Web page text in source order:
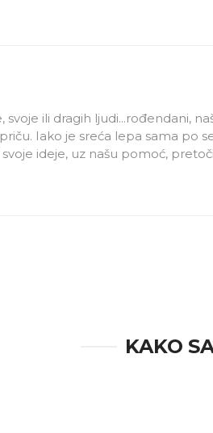
ili dragih ljudi...rođendani,
Iako je sreća lepa sama po
ideje, uz našu pomoć,
obzira da li želite da je samo
nam da kreativnim stilom
KAKO